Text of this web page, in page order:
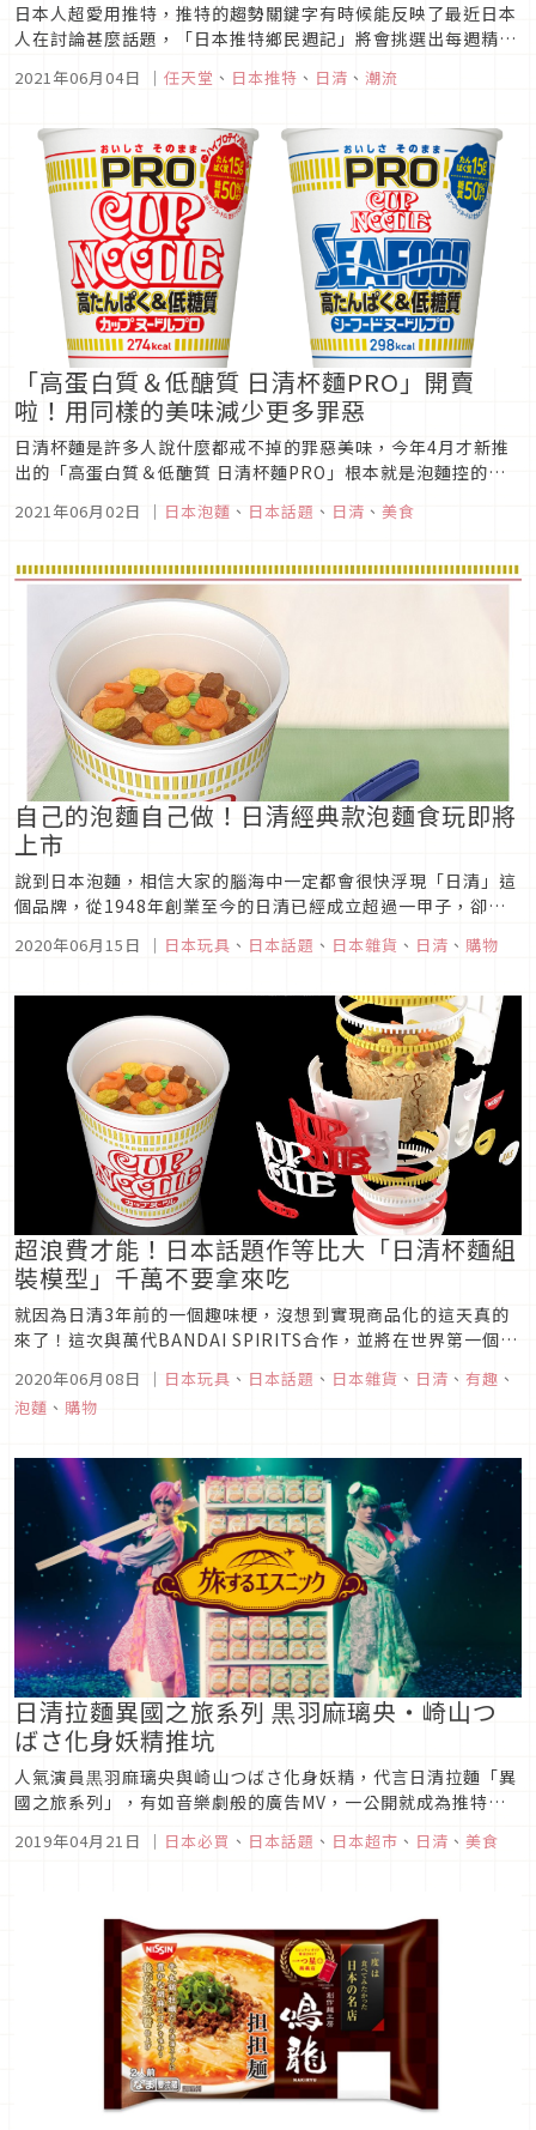
日本人超愛用推特，推特的趨勢關鍵字有時候能反映了最近日本
人在討論甚麼話題，「日本推特鄉民週記」將會挑選出每週精選
本週日本推特主要圍繞在從5月31日開始到6月4日結束，隨著日
為快樂正面的事情...
2021年06月04日 ｜ 任天堂 、 日本推特 、 日清 、 潮流
「高蛋白質＆低醣質 日清杯麵PRO」開賣
啦！用同樣的美味減少更多罪惡
日清杯麵是許多人說什麼都戒不掉的罪惡美味，今年4月才新推
出的「高蛋白質＆低醣質 日清杯麵PRO」根本就是泡麵控的救
質營養素卻是大大增加，目前提供原味與海鮮兩種人氣經典選
啊！「高蛋白質＆低醣質...
2021年06月02日 ｜ 日本泡麵 、 日本話題 、 日清 、 美食
自己的泡麵自己做！日清經典款泡麵食玩即將
上市
說到日本泡麵，相信大家的腦海中一定都會很快浮現「日清」這
個品牌，從1948年創業至今的日清已經成立超過一甲子，卻還
因為不停推出新產品與周邊商品，一起來看看這次又推出了什麼
2020年06月15日 ｜ 日本玩具 、 日本話題 、 日本雜貨 、 日清 、 購物
超浪費才能！日本話題作等比大「日清杯麵組
裝模型」千萬不要拿來吃
就因為日清3年前的一個趣味梗，沒想到實現商品化的這天真的
來了！這次與萬代BANDAI SPIRITS合作，並將在世界第一個泡
外觀到麵體、乾料都超擬真，3分鐘或許可以泡一杯麵但絕對組
不了的泡麵模型，當然要爭相入手收藏囉！真心不騙！等比例
2020年06月08日 ｜ 日本玩具 、 日本話題 、 日本雜貨 、 日清 、 有趣 、
泡麵 、 購物
日清拉麵異國之旅系列 黒羽麻璃央・崎山つ
ばさ化身妖精推坑
人氣演員黒羽麻璃央與崎山つばさ化身妖精，代言日清拉麵「異
國之旅系列」，有如音樂劇般的廣告MV，一公開就成為推特上
超市的詢問度也飆升。日清食品表示這次請來人氣帥演員－－黒
2019年04月21日 ｜ 日本必買 、 日本話題 、 日本超市 、 日清 、 美食